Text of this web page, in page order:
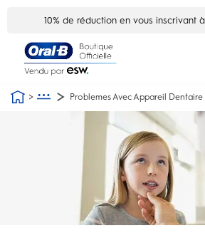
10% de réduction en vous inscrivant
Problemes Avec Appareil Dentaire